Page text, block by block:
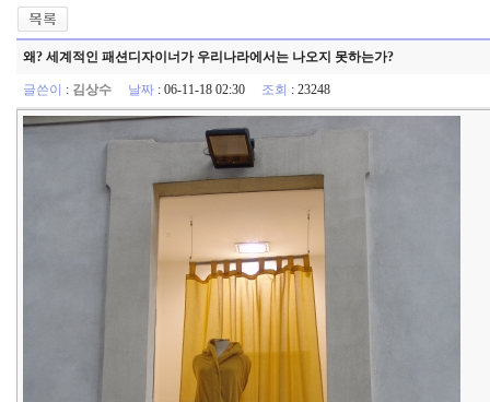
왜? 세계적인 패션디자이너가 우리나라에서는 나오지 못하는가?
글쓴이 : 김상수 날짜 : 06-11-18 02:30 조회 : 23248